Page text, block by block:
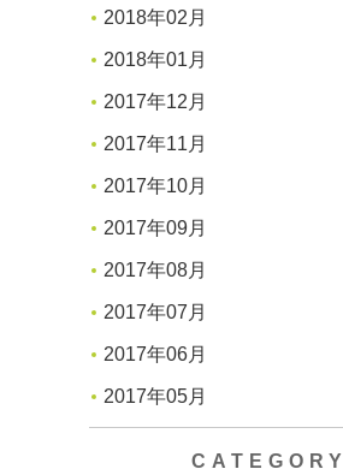
2018年02月
2018年01月
2017年12月
2017年11月
2017年10月
2017年09月
2017年08月
2017年07月
2017年06月
2017年05月
CATEGORY